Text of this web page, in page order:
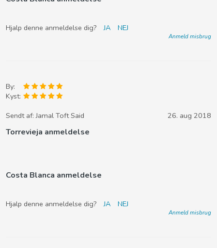
Hjalp denne anmeldelse dig? JA NEJ
Anmeld misbrug
By:
Kyst:
Sendt af:Jamal Toft Said 26. aug 2018
Torrevieja anmeldelse
Costa Blanca anmeldelse
Hjalp denne anmeldelse dig? JA NEJ
Anmeld misbrug